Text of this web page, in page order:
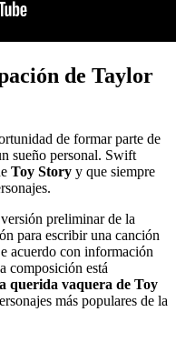
de Taylor
de formar parte de
sueño personal. Swift
Toy Story y que siempre
preliminar de la
para escribir una canción
acuerdo con información
composición está
querida vaquera de Toy
más populares de la